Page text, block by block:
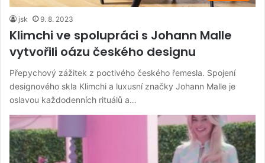
jsk 9. 8. 2023
Klimchi ve spolupráci s Johann Malle
vytvořili oázu českého designu
Přepychový zážitek z poctivého českého řemesla. Spojení
designového skla Klimchi a luxusní značky Johann Malle je
oslavou každodenních rituálů a…